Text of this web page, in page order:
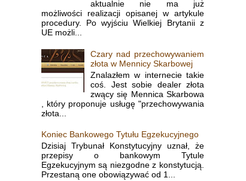
aktualnie nie ma już
możliwości realizacji opisanej w artykule
procedury. Po wyjściu Wielkiej Brytanii z
UE możli...
Czary nad przechowywaniem
złota w Mennicy Skarbowej
Znalazłem w internecie takie
coś. Jest sobie dealer złota
zwący się Mennica Skarbowa
, który proponuje usługę "przechowywania
złota...
Koniec Bankowego Tytułu Egzekucyjnego
Dzisiaj Trybunał Konstytucyjny uznał, że
przepisy o bankowym Tytule
Egzekucyjnym są niezgodne z konstytucją.
Przestaną one obowiązywać od 1...